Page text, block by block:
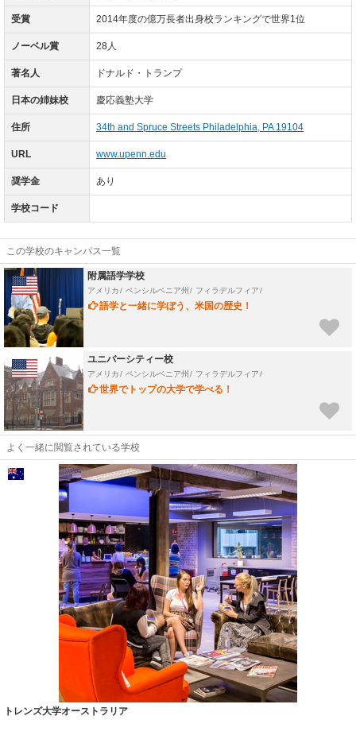
受賞 2014年度の億万長者出身校ランキングで世界1位
ノーベル賞 28人
著名人 ドナルド・トランプ
日本の姉妹校 慶応義塾大学
住所 34th and Spruce Streets Philadelphia, PA 19104
URL www.upenn.edu
奨学金 あり
学校コード
この学校のキャンパス一覧
附属語学学校
アメリカ ペンシルベニア州 フィラデルフィア
語学と一緒に学ぼう、米国の歴史！
表示しない
ユニバーシティー校
アメリカ ペンシルベニア州 フィラデルフィア
世界でトップの大学で学べる！
表示しない
よく一緒に閲覧されている学校
トレンズ大学オーストラリア